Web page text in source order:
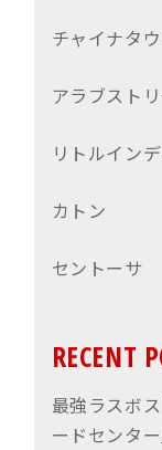
チャイナタ
アラブスト
リトルイン
カトン
セントーサ
RECENT
最強ラスボ
ードセンタ